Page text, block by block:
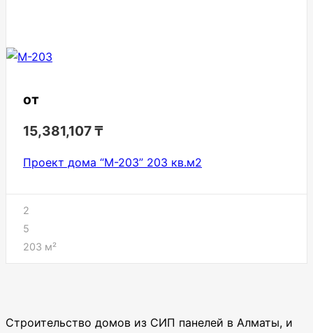
от
15,381,107₸
Проект дома “М-203” 203 кв.м2
2
5
203 м²
Строительство домов из СИП панелей в Алматы, и